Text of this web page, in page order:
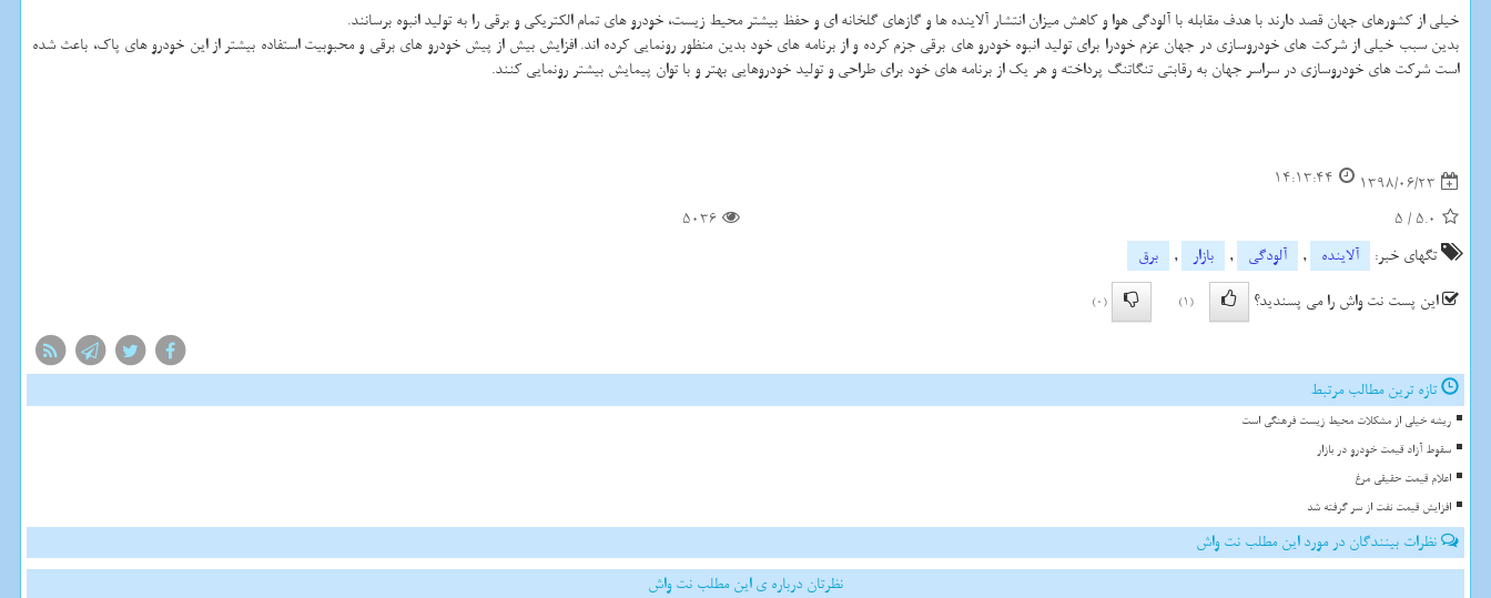
خیلی از كشورهای جهان قصد دارند با هدف مقابله با آلودگی هوا و كاهش میزان انتشار آلاینده ها و گازهای گلخانه ای و حفظ بیشتر محیط زیست، خودرو های تمام الكتریكی و برقی را به تولید انبوه برسانند.
بدین سبب خیلی از شركت های خودروسازی در جهان عزم خودرا برای تولید انبوه خودرو های برقی جزم كرده و از برنامه های خود بدین منظور رونمایی كرده اند. افزایش بیش از پیش خودرو های برقی و محبوبیت استفاده بیشتر از این خودرو های پاك، باعث شده
است شركت های خودروسازی در سراسر جهان به رقابتی تنگاتنگ پرداخته و هر یك از برنامه های خود برای طراحی و تولید خودروهایی بهتر و با توان پیمایش بیشتر رونمایی كنند.
1398/06/23
14:13:44
5.0
/
5
5036
تگهای خبر:
آلاینده , آلودگی , بازار ,
برق
این پست نت واش را می پسندید؟
(1)
(0)
تازه ترین مطالب مرتبط
ریشه خیلی از مشکلات محیط زیست فرهنگی است
سقوط آزاد قیمت خودرو در بازار
اعلام قیمت حقیقی مرغ
افزایش قیمت نفت از سر گرفته شد
نظرات بینندگان در مورد این مطلب نت واش
نظرتان درباره ی این مطلب نت واش